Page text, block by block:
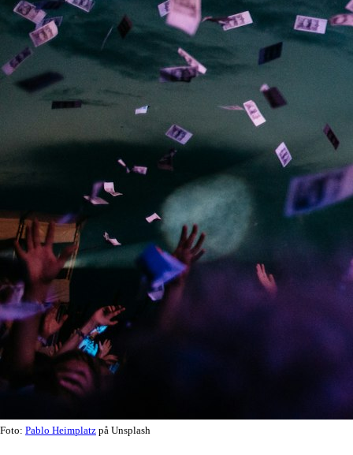
Foto: Pablo Heimplatz på Unsplash